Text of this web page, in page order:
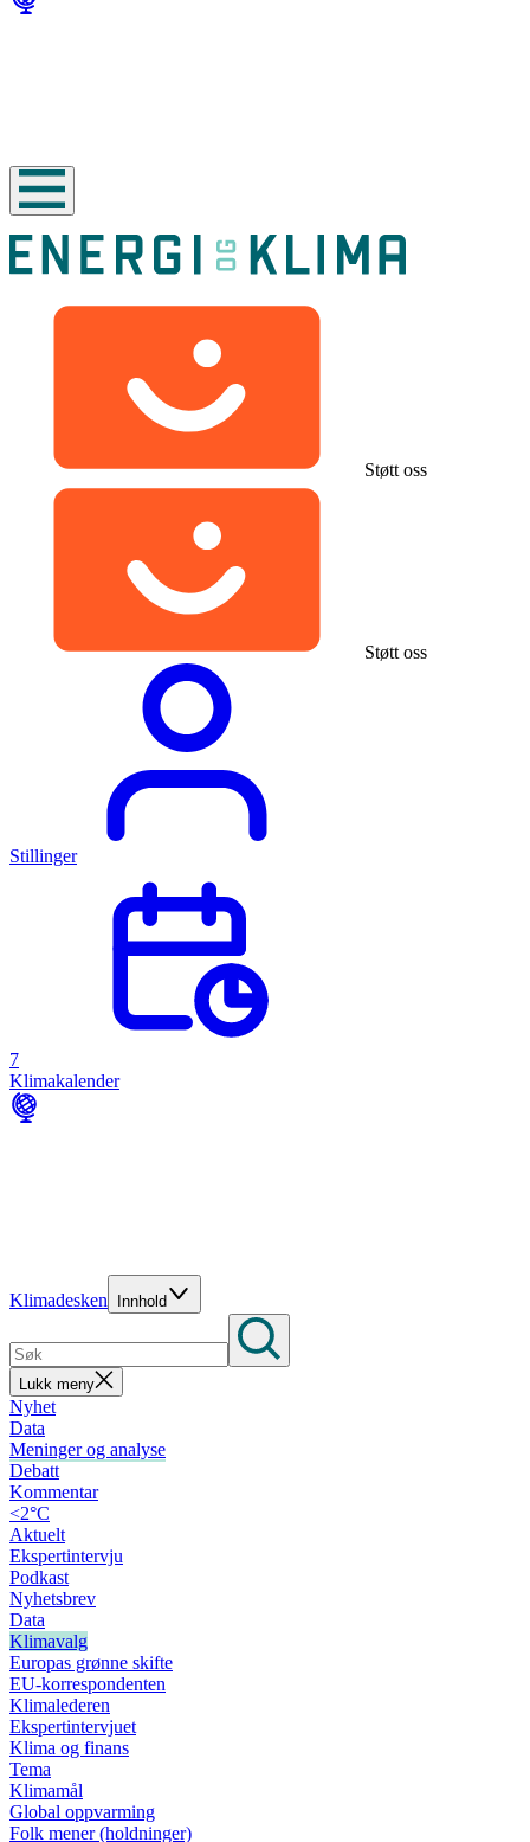
Støtt oss
Støtt oss
Stillinger
7
Klimakalender
Klimadesken Innhold
Lukk meny
Nyhet
Data
Meninger og analyse
Debatt
Kommentar
<2°C
Aktuelt
Ekspertintervju
Podkast
Nyhetsbrev
Data
Klimavalg
Europas grønne skifte
EU-korrespondenten
Klimalederen
Ekspertintervjuet
Klima og finans
Tema
Klimamål
Global oppvarming
Folk mener (holdninger)